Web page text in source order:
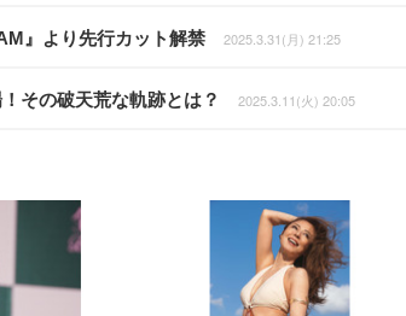
』より先行カット解禁 2025.3.31(月) 21:25
その破天荒な軌跡とは？ 2025.3.11(火) 20:05